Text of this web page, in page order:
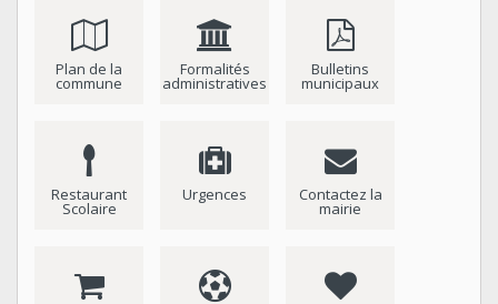
Plan de la
commune
Formalités
administratives
Bulletins
municipaux
Restaurant
Scolaire
Urgences Contactez la
mairie